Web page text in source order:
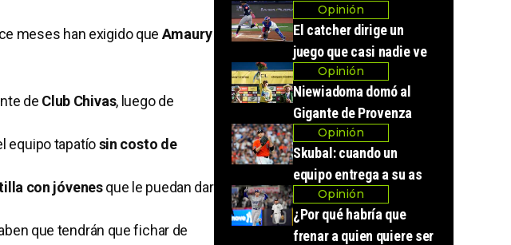
meses han exigido que Amaury
de Club Chivas, luego de
equipo tapatíosin costo de
con jóvenesque le puedan dar
que tendrán que fichar de
Opinión
El catcher dirige un
juego que casi nadie ve
Opinión
Niewiadoma domó al
Gigante de Provenza
Opinión
Skubal: cuando un
equipo entrega a su as
Opinión
¿Por qué habría que
frenar a quien quiere ser